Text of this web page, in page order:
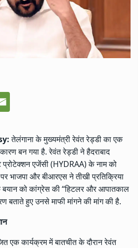
तेलंगाना के मुख्यमंत्री रेवंत रेड्डी का एक
बन गया है. रेवंत रेड्डी ने हैदराबाद
प्रोटेक्शन एजेंसी (HYDRAA) के नाम को
भाजपा और बीआरएस ने तीखी प्रतिक्रिया
बयान को कांग्रेस की “हिटलर और आपातकाल
बताते हुए उनसे माफी मांगने की मांग की है.
एक कार्यक्रम में बातचीत के दौरान रेवंत